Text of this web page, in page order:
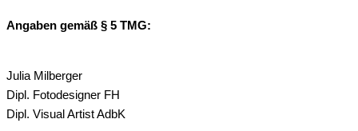
Angaben gemäß § 5 TMG:
Julia Milberger
Dipl. Fotodesigner FH
Dipl. Visual Artist AdbK